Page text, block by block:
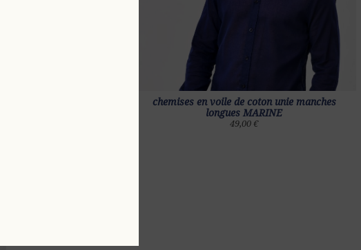
coton unie manches
chemises en voile de coton unie manches
longues MARINE
49,00 €